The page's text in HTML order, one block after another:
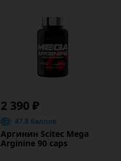
2 390 ₽
47.8 баллов
Аргинин Scitec Mega
Arginine 90 caps